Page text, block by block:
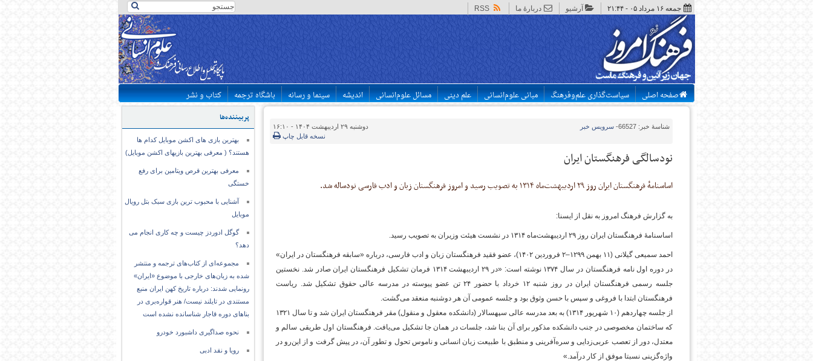
جمعه ۱۶ مرداد ۰۵ - ۲۱:۴۴ آرشیو دربارهٔ ما RSS
پایگاه اطلاع رسانی فرهنگ
صفحه اصلی سیاست‌گذاری علم‌وفرهنگ مبانی علوم‌انسانی علم دینی مسائل علوم‌انسانی اندیشه سینما و رسانه باشگاه ترجمه کتاب و نشر
پربیننده‌ها
بهترین بازی های اکشن موبایل کدام ها
هستند؟ ( معرفی بهترین بازیهای اکشن موبایل)
معرفی بهترین قرص ویتامین برای رفع
خستگی
آشنایی با محبوب ترین بازی سبک بتل رویال
موبایل
گوگل ادوردز چیست و چه کاری انجام می
دهد؟
مجموعه‌ای از کتاب‌های ترجمه و منتشر
شده به زبان‌های خارجی با موضوع «ایران»
رونمایی شدند: درباره تاریخ کهن ایران منبع
مستندی در تایلند نیست/ هنر قواره‌بری در
بناهای دوره قاجار شناسانده نشده است
نحوه صداگیری داشبورد خودرو
رویا و نقد ادبی
دوشنبه ۲۹ اردیبهشت ۱۴۰۴ - ۱۶:۱۰ شناسهٔ خبر: 66527 - سرویس خبر
نسخه قابل چاپ
نودسالگی فرهنگستان ایران
اساسنامهٔ فرهنگستان ایران روز ۲۹ اردیبهشت‌ماه ۱۳۱۴ به تصویب رسید و امروز فرهنگستان زبان و ادب فارسی نودساله شد.
به گزارش فرهنگ امروز به نقل از ایسنا:
اساسنامهٔ فرهنگستان ایران روز ۲۹ اردیبهشت‌ماه ۱۳۱۴ در نشست هیئت وزیران به تصویب رسید.
احمد سمیعی گیلانی (۱۱ بهمن ۱۲۹۹–۲ فروردین ۱۴۰۲)، عضو فقید فرهنگستان زبان و ادب فارسی، درباره «سابقه فرهنگستان در ایران»
در دوره اول نامه فرهنگستان در سال ۱۳۷۴ نوشته است: «در ۲۹ اردیبهشت ۱۳۱۴ فرمان تشکیل فرهنگستان ایران صادر شد. نخستین
جلسه رسمی فرهنگستان ایران در روز شنبه ۱۲ خرداد با حضور ۲۴ تن عضو پیوسته در مدرسه عالی حقوق تشکیل شد. ریاست
فرهنگستان ابتدا با فروغی و سپس با حسن وثوق بود و جلسه عمومی آن هر دوشنبه منعقد می‌گشت.
از جلسه چهاردهم (۱۰ شهریور ۱۳۱۴) به بعد مدرسه عالی سپهسالار (دانشکده معقول و منقول) مقر فرهنگستان ایران شد و تا سال ۱۳۲۱
که ساختمان مخصوصی در جنب دانشکده مذکور برای آن بنا شد، جلسات در همان جا تشکیل می‌یافت. فرهنگستان اول طریقی سالم و
معتدل، دور از تعصب عربی‌زدایی و سره‌آفرینی و منطبق با طبیعت زبان انسانی و ناموس تحول و تطور آن، در پیش گرفت و از این‌رو در
واژه‌گزینی نسبتا موفق از کار درآمد.»